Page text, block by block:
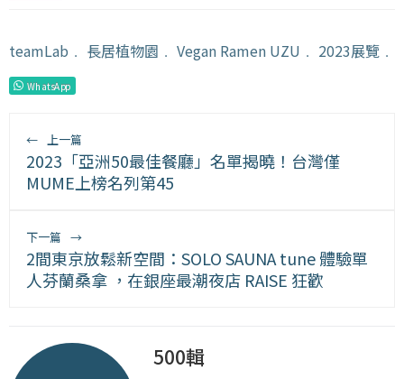
teamLab ﹒ 長居植物園 ﹒ Vegan Ramen UZU ﹒ 2023展覽 ﹒
WhatsApp
← 上一篇
2023「亞洲50最佳餐廳」名單揭曉！台灣僅
MUME上榜名列第45
下一篇 →
2間東京放鬆新空間：SOLO SAUNA tune 體驗單
人芬蘭桑拿 ，在銀座最潮夜店 RAISE 狂歡
500輯